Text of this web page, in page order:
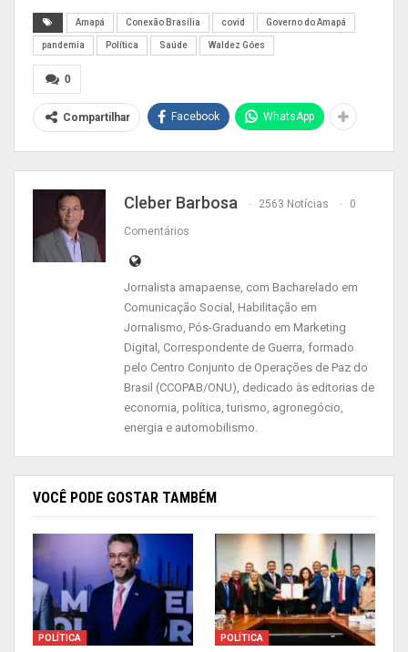
recuperação e cumprimento de quarentena.
Por meio de suas redes sociais, Waldez informou
que está se sentindo bem e, seguindo
determinações médicas e protocolos sanitários,
está em quarentena e continuará cumprindo suas
atividades utilizando as ferramentas de
teletrabalho disponíveis. “Quero informar a todos
que hoje testei positivo para a Covid-19. O exame
biomolecular de RTPCR do Laboratório Central de
Saúde confirmou o diagnóstico”, disse o
mandatário estadual.
Dizendo-se bem, ele disse que seguirá as
determinações médicas e dos protocolos
sanitários, permanecendo em quarentena. “Vou
continuar conduzindo as ações de combate à
pandemia e proteção à vida utilizando as
já, agradeço o apoio e o carinho de todos”,
completou Góes.
O Governo do Amapá mantém todas as suas
ações no combate à pandemia e reforça a
importância de cumprir as medidas de proteção à
vida, que é a melhor ferramenta para conter o
vírus.
Amapá Conexão Brasília covid Governo do Amapá
pandemia Política Saúde Waldez Góes
0
Compartilhar Facebook WhatsApp
Cleber Barbosa 2563 Notícias 0
Comentários
Jornalista amapaense, com Bacharelado em
Comunicação Social, Habilitação em
Jornalismo, Pós-Graduando em Marketing
Digital, Correspondente de Guerra, formado
pelo Centro Conjunto de Operações de Paz do
Brasil (CCOPAB/ONU), dedicado às editorias de
economia, política, turismo, agronegócio,
energia e automobilismo.
VOCÊ PODE GOSTAR TAMBÉM
POLÍTICA POLÍTICA